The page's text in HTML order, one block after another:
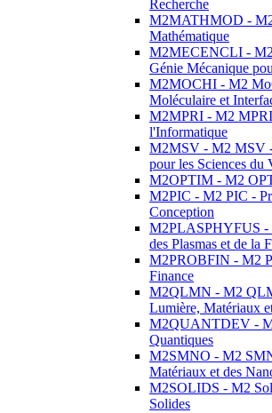
Recherche
M2MATHMOD -
Mathématique
M2MECENCLI -
Génie Mécanique
M2MOCHI - M2
Moléculaire et
M2MPRI - M2 MPRI
l'Informatique
M2MSV - M2 MSV
pour les Sciences du
M2OPTIM - M2
M2PIC - M2 PIC -
Conception
M2PLASPHYFUS -
des Plasmas et de la
M2PROBFIN - M2
Finance
M2QLMN - M2
Lumière, Matériaux
M2QUANTDEV -
Quantiques
M2SMNO - M2
Matériaux et des
M2SOLIDS - M2
Solides